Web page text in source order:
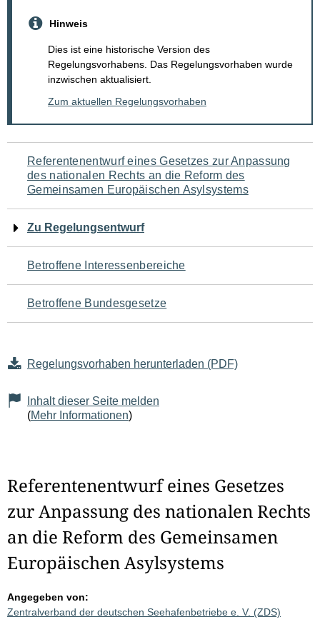
Hinweis
Dies ist eine historische Version des
Regelungsvorhabens. Das Regelungsvorhaben wurde
inzwischen aktualisiert.
Zum aktuellen Regelungsvorhaben
Navigation
für
den
Seiteninhalt
Referentenentwurf eines Gesetzes zur Anpassung
des nationalen Rechts an die Reform des
Gemeinsamen Europäischen Asylsystems
Zu Regelungsentwurf
Betroffene Interessenbereiche
Betroffene Bundesgesetze
Regelungsvorhaben herunterladen (PDF)
Inhalt dieser Seite melden
(Mehr Informationen)
Referentenentwurf eines Gesetzes
zur Anpassung des nationalen Rechts
an die Reform des Gemeinsamen
Europäischen Asylsystems
Angegeben von:
Zentralverband der deutschen Seehafenbetriebe e. V. (ZDS)